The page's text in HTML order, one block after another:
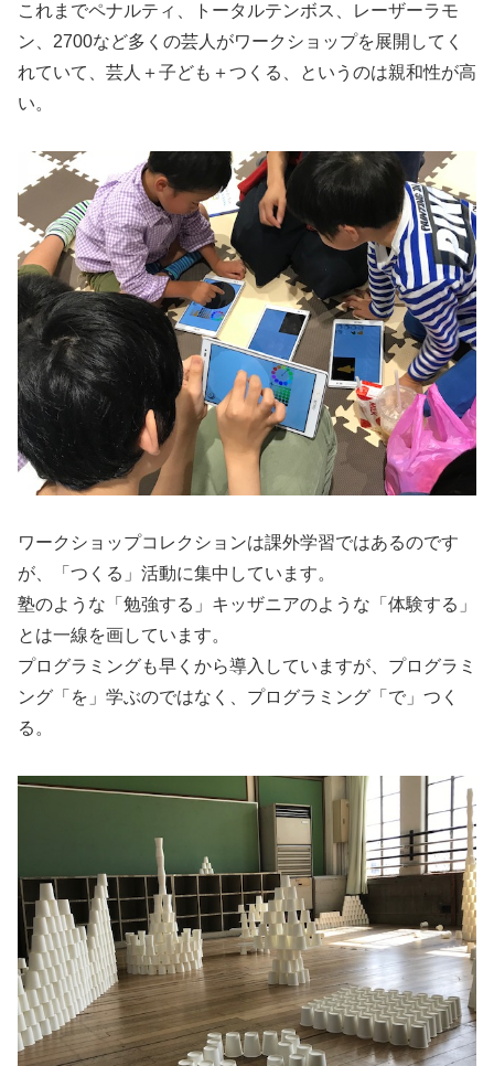
これまでペナルティ、トータルテンボス、レーザーラモ
ン、2700など多くの芸人がワークショップを展開してく
れていて、芸人＋子ども＋つくる、というのは親和性が高
い。
ワークショップコレクションは課外学習ではあるのです
が、「つくる」活動に集中しています。
塾のような「勉強する」キッザニアのような「体験する」
とは一線を画しています。
プログラミングも早くから導入していますが、プログラミ
ング「を」学ぶのではなく、プログラミング「で」つく
る。